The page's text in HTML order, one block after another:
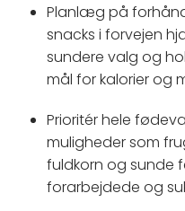
Planlæg på
snacks i forvejen
sundere valg og
mål for kalorier og
Prioritér hele
muligheder som
fuldkorn og sunde
forarbejdede og